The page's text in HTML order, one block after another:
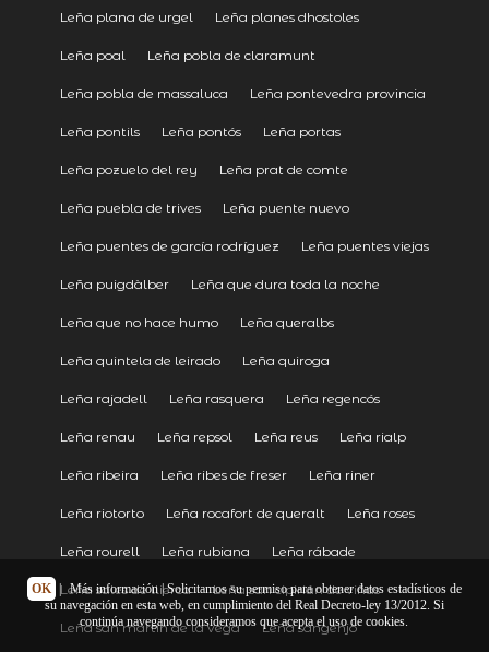
Leña plana de urgel Leña planes dhostoles
Leña poal Leña pobla de claramunt
Leña pobla de massaluca Leña pontevedra provincia
Leña pontils Leña pontós Leña portas
Leña pozuelo del rey Leña prat de comte
Leña puebla de trives Leña puente nuevo
Leña puentes de garcía rodríguez Leña puentes viejas
Leña puigdàlber Leña que dura toda la noche
Leña que no hace humo Leña queralbs
Leña quintela de leirado Leña quiroga
Leña rajadell Leña rasquera Leña regencós
Leña renau Leña repsol Leña reus Leña rialp
Leña ribeira Leña ribes de freser Leña riner
Leña riotorto Leña rocafort de queralt Leña roses
Leña rourell Leña rubiana Leña rábade
Leña sales de llierca Leña san cipirián de viñas
Leña san martín de la vega Leña sangenjo
OK | Más información| Solicitamos su permiso para obtener datos estadísticos de
su navegación en esta web, en cumplimiento del Real Decreto-ley 13/2012. Si
continúa navegando consideramos que acepta el uso de cookies.